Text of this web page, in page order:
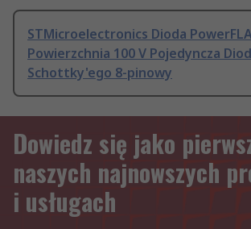
STMicroelectronics Dioda
Powierzchnia 100 V Pojedyncza
Schottky'ego 8-pinowy
Dowiedz się jako
naszych najnowszych
i usługach